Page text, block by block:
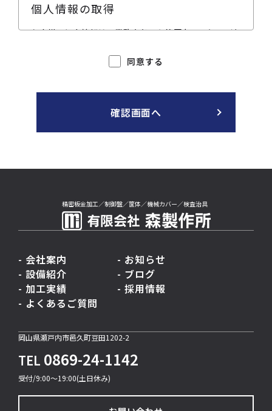
個人情報の取得
お客様の個人情報は、業務上必要な範囲内で、かつ、適
個人情報の利用目的
お客様からの板金加工事業等の委託を受けて取得した個
人情報を、以下の利用目的の範囲内で利用します。その
提供するため
・お客様への報告、必要な処理等を行うため
・事業及び各種サービスに関する案内等を行うため
する調査、分析等を行うため
・業務担当者間の円滑な連絡を行うため
・法令への対応事務を実施するため
・その他上記に付随する業務を実施するため
の他の個人情報の安全管理のため、十分なセキュリティ
対策を講じるとともに、利用目的の達成に必要とされる
同意する
確認画面へ
精密板金加工／制御盤／筐体／機械カバー／検査治具
- 会社案内
- お知らせ
- 設備紹介
- ブログ
- 加工実績
- 採用情報
- よくあるご質問
岡山県瀬戸内市邑久町豆田1202-2
TEL 0869-24-1142
受付/9:00〜19:00(土日休み)